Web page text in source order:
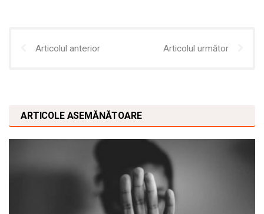
Articolul anterior Articolul următor
ARTICOLE ASEMĂNĂTOARE